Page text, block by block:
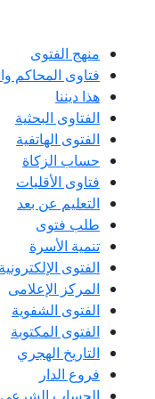
منهج الفتوى
فتاوى المحاكم
هذا ديننا
الفتاوى البحثية
الفتوى الهاتفية
حساب الزكاة
فتاوى الأقليات
التعليم عن بعد
طلب فتوى
تنمية الأسرة
الفتوى الإلكترونية
المركز الإعلامى
الفتوى الشفوية
الفتوى المكتوبة
التاريخ الهجري
فروع الدار